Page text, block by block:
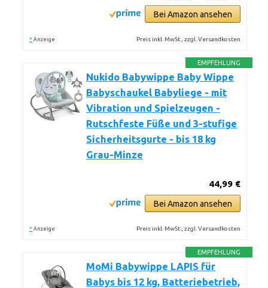
Bei Amazon ansehen
* Anzeige Preis inkl. MwSt., zzgl. Versandkosten
EMPFEHLUNG
Nukido Babywippe Baby Wippe
Babyschaukel Babyliege - mit
Vibration und Spielzeugen -
Rutschfeste Füße und 3-stufige
Sicherheitsgurte - bis 18 kg
Grau-Minze
44,99 €
Bei Amazon ansehen
* Anzeige Preis inkl. MwSt., zzgl. Versandkosten
EMPFEHLUNG
MoMi Babywippe LAPIS für
Babys bis 12 kg, Batteriebetrieb,